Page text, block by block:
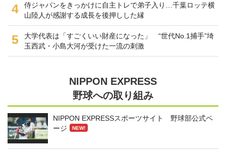
4
侍ジャパンをきっかけに自主トレで弟子入り…千葉ロッテ横
山陸人が感謝する成長を後押しした縁
5
大学代表は「すごくいい財産になった」 “世代No.1捕手”埼
玉西武・小島大河が受けた一流の刺激
NIPPON EXPRESS
野球への取り組み
NIPPON EXPRESSスポーツサイト 野球部公式ペ
ージ
NEW!